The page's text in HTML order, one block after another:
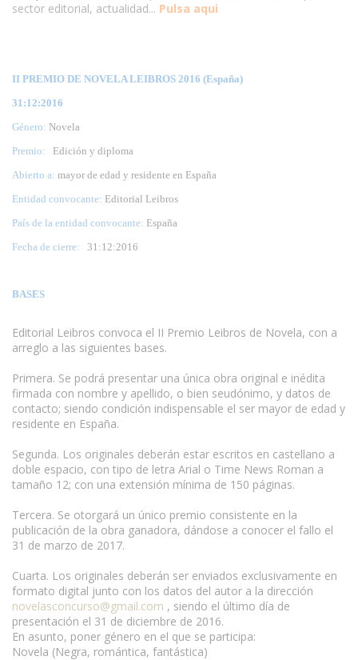
sector editorial, actualidad... Pulsa aqui
II PREMIO DE NOVELA LEIBROS 2016 (España)
31:12:2016
Género: Novela
Premio:
Edición y diploma
Abierto a: mayor de edad y residente en España
Entidad convocante: Editorial Leibros
País de la entidad convocante: España
Fecha de cierre: 31 :12:2016
BASES
Editorial Leibros convoca el II Premio Leibros de Novela, con a
arreglo a las siguientes bases.
Primera. Se podrá presentar una única obra original e inédita
firmada con nombre y apellido, o bien seudónimo, y datos de
contacto; siendo condición indispensable el ser mayor de edad y
residente en España.
Segunda. Los originales deberán estar escritos en castellano a
doble espacio, con tipo de letra Arial o Time News Roman a
tamaño 12; con una extensión mínima de 150 páginas.
Tercera. Se otorgará un único premio consistente en la
publicación de la obra ganadora, dándose a conocer el fallo el
31 de marzo de 2017.
Cuarta. Los originales deberán ser enviados exclusivamente en
formato digital junto con los datos del autor a la dirección
novelasconcurso@gmail.com , siendo el último día de
presentación el 31 de diciembre de 2016.
En asunto, poner género en el que se participa:
Novela (Negra, romántica, fantástica)